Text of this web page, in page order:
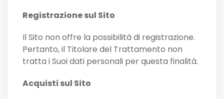
Registrazione sul Sito
Il Sito non offre la possibilità di registrazione.
Pertanto, il Titolare del Trattamento non
tratta i Suoi dati personali per questa finalità.
Acquisti sul Sito